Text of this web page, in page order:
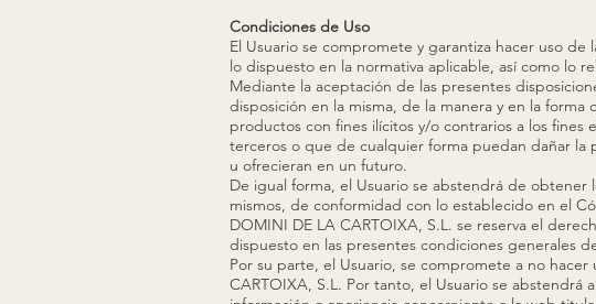
Condiciones de Uso
El Usuario se compromete y garantiza hacer uso
lo dispuesto en la normativa aplicable, así como lo
Mediante la aceptación de las presentes
disposición en la misma, de la manera y en la
productos con fines ilícitos y/o contrarios a los
terceros o que de cualquier forma puedan dañar
u ofrecieran en un futuro.
De igual forma, el Usuario se abstendrá de
mismos, de conformidad con lo establecido en el
DOMINI DE LA CARTOIXA, S.L. se reserva el
dispuesto en las presentes condiciones generales
Por su parte, el Usuario, se compromete a no
CARTOIXA, S.L. Por tanto, el Usuario se